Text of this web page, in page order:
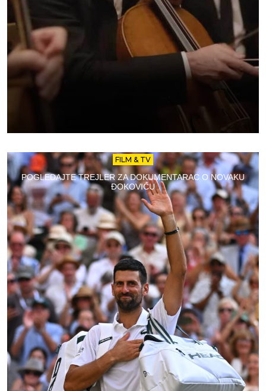
FILM & TV
POGLEDAJTE TREJLER ZA DOKUMENTARAC O NOVAKU
ĐOKOVIĆU